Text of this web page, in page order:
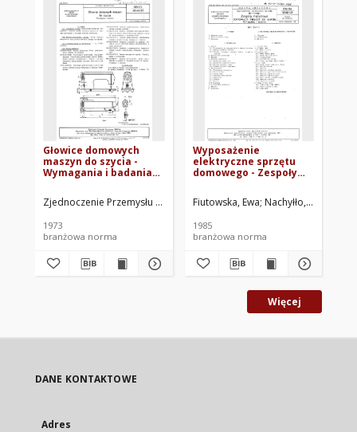
Głowice domowych
maszyn do szycia -
Wymagania i badania
Zjednoczenie Przemysłu Precyzyjnego PREDOM. Oprac.
1973
branżowa norma
Wyposażenie
elektryczne sprzętu
domowego - Zespoły
maszyn do szycia -
Wymagania i badania
Fiutowska, Ewa Nachyłło, Marian
1985
branżowa norma
Więcej
DANE KONTAKTOWE
Adres